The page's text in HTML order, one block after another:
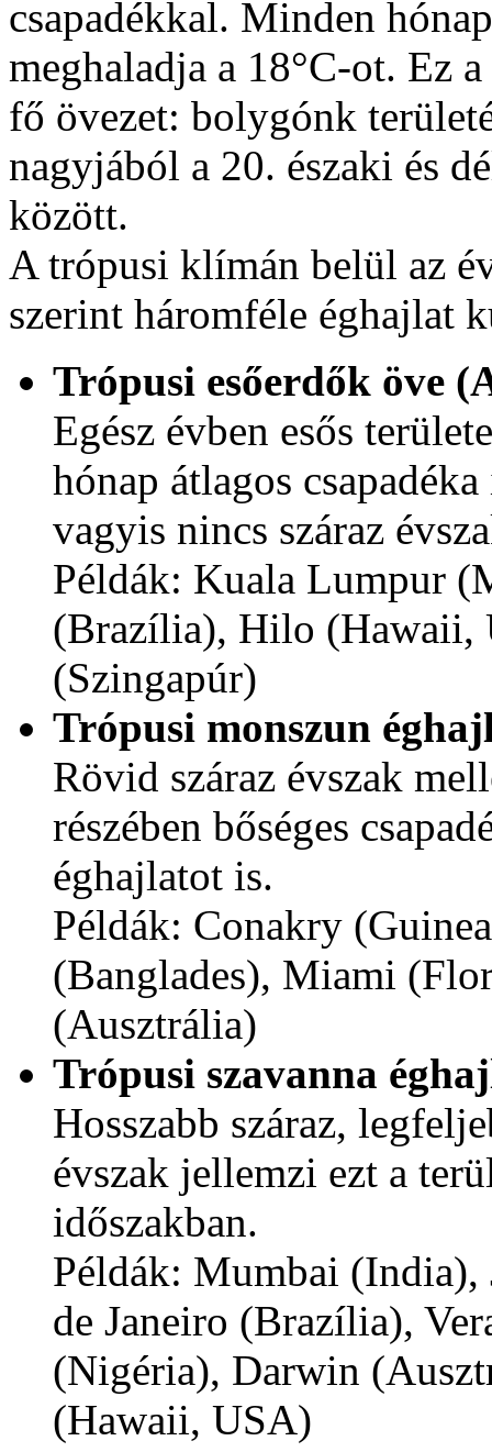
csapadékkal. Minden
meghaladja a 18°C-ot. Ez
fő övezet: bolygónk
nagyjából a 20. északi és
között.
A trópusi klímán belül az
szerint háromféle éghajlat
Trópusi esőerdők öve
Egész évben esős
hónap átlagos
vagyis nincs száraz
Példák: Kuala Lumpur
(Brazília), Hilo (Hawaii,
(Szingapúr)
Trópusi monszun
Rövid száraz évszak
részében bőséges
éghajlatot is.
Példák: Conakry
(Banglades), Miami
(Ausztrália)
Trópusi szavanna
Hosszabb száraz,
évszak jellemzi ezt a
időszakban.
Példák: Mumbai (India),
de Janeiro (Brazília),
(Nigéria), Darwin
(Hawaii, USA)